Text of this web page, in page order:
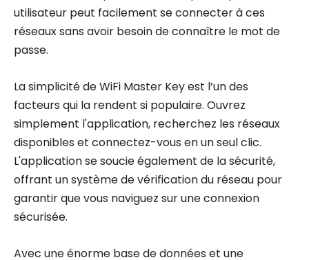
utilisateur peut facilement se connecter à ces
réseaux sans avoir besoin de connaître le mot de
passe.
La simplicité de WiFi Master Key est l’un des
facteurs qui la rendent si populaire. Ouvrez
simplement l'application, recherchez les réseaux
disponibles et connectez-vous en un seul clic.
L'application se soucie également de la sécurité,
offrant un système de vérification du réseau pour
garantir que vous naviguez sur une connexion
sécurisée.
Avec une énorme base de données et une